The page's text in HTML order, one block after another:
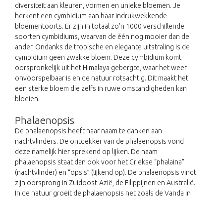
diversiteit aan kleuren, vormen en unieke bloemen. Je
herkent een cymbidium aan haar indrukwekkende
bloementoorts. Er zijn in totaal zo’n 1000 verschillende
soorten cymbidiums, waarvan de één nog mooier dan de
ander. Ondanks de tropische en elegante uitstraling is de
cymbidium geen zwakke bloem. Deze cymbidium komt
oorspronkelijk uit het Himalaya gebergte, waar het weer
onvoorspelbaar is en de natuur rotsachtig. Dit maakt het
een sterke bloem die zelfs in ruwe omstandigheden kan
bloeien.
Phalaenopsis
De phalaenopsis heeft haar naam te danken aan
nachtvlinders. De ontdekker van de phalaenopsis vond
deze namelijk hier sprekend op lijken. De naam
phalaenopsis staat dan ook voor het Griekse “phalaina”
(nachtvlinder) en “opsis” (lijkend op). De phalaenopsis vindt
zijn oorsprong in Zuidoost-Azië, de Filippijnen en Australië.
In de natuur groeit de phalaenopsis net zoals de Vanda in